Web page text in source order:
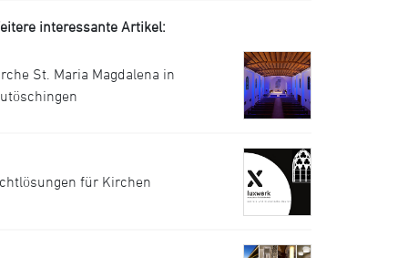
interessante Artikel:
St. Maria Magdalena in
für Kirchen